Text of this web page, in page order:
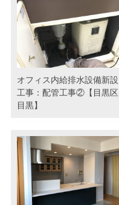
オフィス内給排水設備新設
工事：配管工事②【目黒区
目黒】